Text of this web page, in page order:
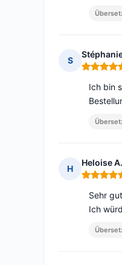
S
Hinweis:
Ich bin
H
Heloise A.
Hinweis:
Sehr
Ich